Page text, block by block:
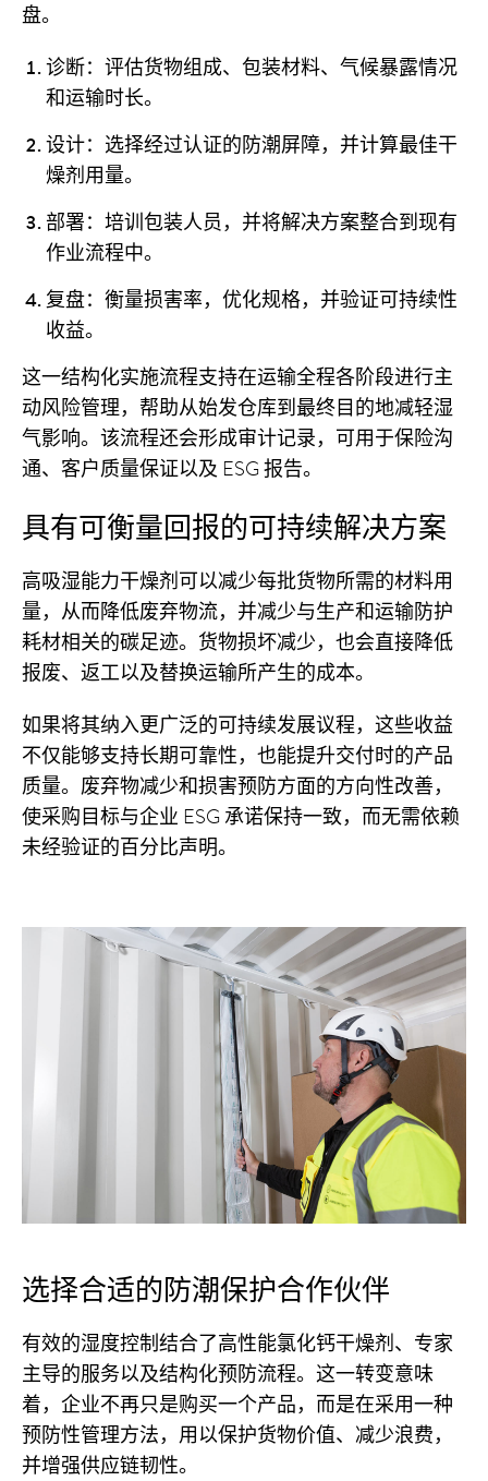
盘。
诊断：评估货物组成、包装材料、气候暴露情况
和运输时长。
设计：选择经过认证的防潮屏障，并计算最佳干
燥剂用量。
部署：培训包装人员，并将解决方案整合到现有
作业流程中。
复盘：衡量损害率，优化规格，并验证可持续性
收益。
这一结构化实施流程支持在运输全程各阶段进行主
动风险管理，帮助从始发仓库到最终目的地减轻湿
气影响。该流程还会形成审计记录，可用于保险沟
通、客户质量保证以及 ESG 报告。
具有可衡量回报的可持续解决方案
高吸湿能力干燥剂可以减少每批货物所需的材料用
量，从而降低废弃物流，并减少与生产和运输防护
耗材相关的碳足迹。货物损坏减少，也会直接降低
报废、返工以及替换运输所产生的成本。
如果将其纳入更广泛的可持续发展议程，这些收益
不仅能够支持长期可靠性，也能提升交付时的产品
质量。废弃物减少和损害预防方面的方向性改善，
使采购目标与企业 ESG 承诺保持一致，而无需依赖
未经验证的百分比声明。
选择合适的防潮保护合作伙伴
有效的湿度控制结合了高性能氯化钙干燥剂、专家
主导的服务以及结构化预防流程。这一转变意味
着，企业不再只是购买一个产品，而是在采用一种
预防性管理方法，用以保护货物价值、减少浪费，
并增强供应链韧性。